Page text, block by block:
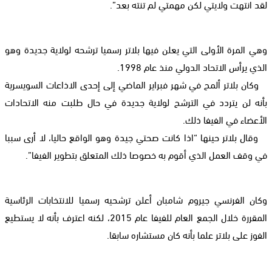
لقد انتهت ولايتي لكن مهمتي لم تنته بعد”.
وهي المرة الأولى التي يعلن فيها بلاتر رسميا ترشحه لولاية جديدة وهو
الذي يرأس الاتحاد الدولي منذ عام 1998.
وكان بلاتر ألمح في شهر فبراير الماضي إلى إحدى الاذاعات السويسرية
بأنه لن يتردد في الترشح لولاية جديدة في حال طلبت منه الاتحادات
الأعضاء في الفيفا ذلك.
وقال بلاتر حينها “اذا كانت صحتي جيدة وهو الواقع حاليا، لا أرى سببا
في وقف العمل الذي أقوم به خصوصا ذلك المتعلق بتطوير الفيفا”.
وكان الفرنسي جيروم شامبان أعلن ترشحيه رسميا للانتخابات الرئاسية
المقررة خلال الجمع العام للفيفا عام 2015، لكنه اعترف بأنه لا يستطيع
الفوز على بلاتر علما بأنه كان مستشاره سابقا.